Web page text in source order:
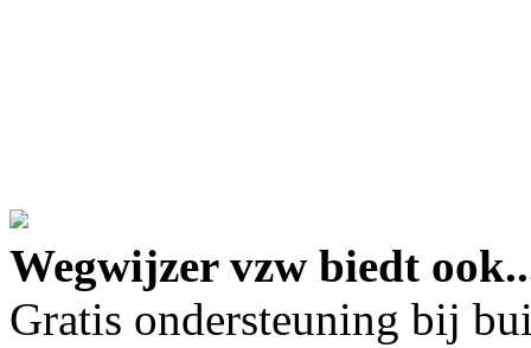
Wegwijzer vzw biedt
Gratis ondersteuning bij